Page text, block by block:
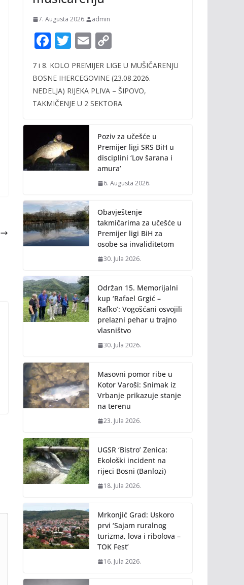
7. Augusta 2026. admin
F
e
b
o
o
k
T
itt
er
E
ai
l
p
y
Li
k
7 i 8. KOLO PREMIJER LIGE U MUŠIČARENJU
BOSNE IHERCEGOVINE (23.08.2026.
NEDELJA) RIJEKA PLIVA – ŠIPOVO,
TAKMIČENJE U 2 SEKTORA
Poziv za učešće u
Premijer ligi SRS BiH u
disciplini ‘Lov šarana i
amura’
6. Augusta 2026.
Obavještenje
takmičarima za učešće u
Premijer ligi BiH za
osobe sa invaliditetom
30. Jula 2026.
Održan 15. Memorijalni
kup ‘Rafael Grgić –
Rafko’: Vogošćani osvojili
prelazni pehar u trajno
vlasništvo
30. Jula 2026.
Masovni pomor ribe u
Kotor Varoši: Snimak iz
Vrbanje prikazuje stanje
na terenu
23. Jula 2026.
UGSR ‘Bistro’ Zenica:
Ekološki incident na
rijeci Bosni (Banlozi)
18. Jula 2026.
Mrkonjić Grad: Uskoro
prvi ‘Sajam ruralnog
turizma, lova i ribolova –
TOK Fest’
16. Jula 2026.